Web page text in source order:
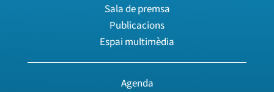
Sala de premsa
Publicacions
Espai multimèdia
Agenda